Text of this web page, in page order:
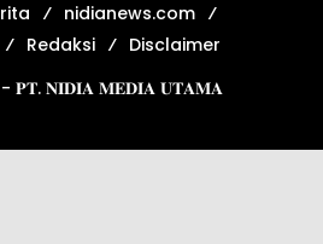
nidianews.com
Redaksi
Disclaimer
- 𝐏𝐓. 𝐍𝐈𝐃𝐈𝐀 𝐌𝐄𝐃𝐈𝐀 𝐔𝐓𝐀𝐌𝐀